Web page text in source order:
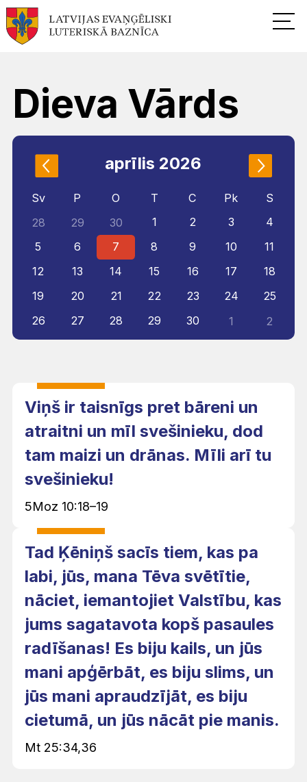
Dieva Vārds
Viņš ir taisnīgs pret bāreni un
atraitni un mīl svešinieku, dod
tam maizi un drānas. Mīli arī tu
svešinieku!
5Moz 10:18–19
Tad Ķēniņš sacīs tiem, kas pa
labi, jūs, mana Tēva svētītie,
nāciet, iemantojiet Valstību, kas
jums sagatavota kopš pasaules
radīšanas! Es biju kails, un jūs
mani apģērbāt, es biju slims, un
jūs mani apraudzījāt, es biju
cietumā, un jūs nācāt pie manis.
Mt 25:34,36
aprīlis 2026
Sv P O T C Pk
S
28
29 30 1 2 3
4
5
6 7 8 9 10
11
12
13 14 15 16 17
18
19
20 21 22 23 24
25
26
27 28 29 30 1 2